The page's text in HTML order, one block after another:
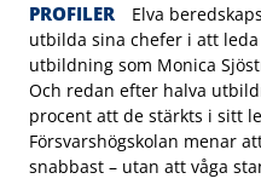
PROFILER
Elva
utbilda sina chefer i att
utbildning som Monica
Och redan efter halva
procent att de stärkts i sitt
Försvarshögskolan menar
snabbast – utan att våga